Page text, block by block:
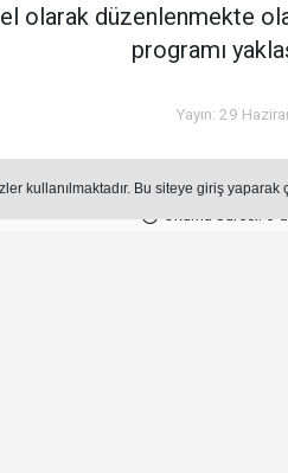
kullanılmaktadır. Bu siteye giriş yaparak
olarak düzenlenmekte
programı
Yayın: 29